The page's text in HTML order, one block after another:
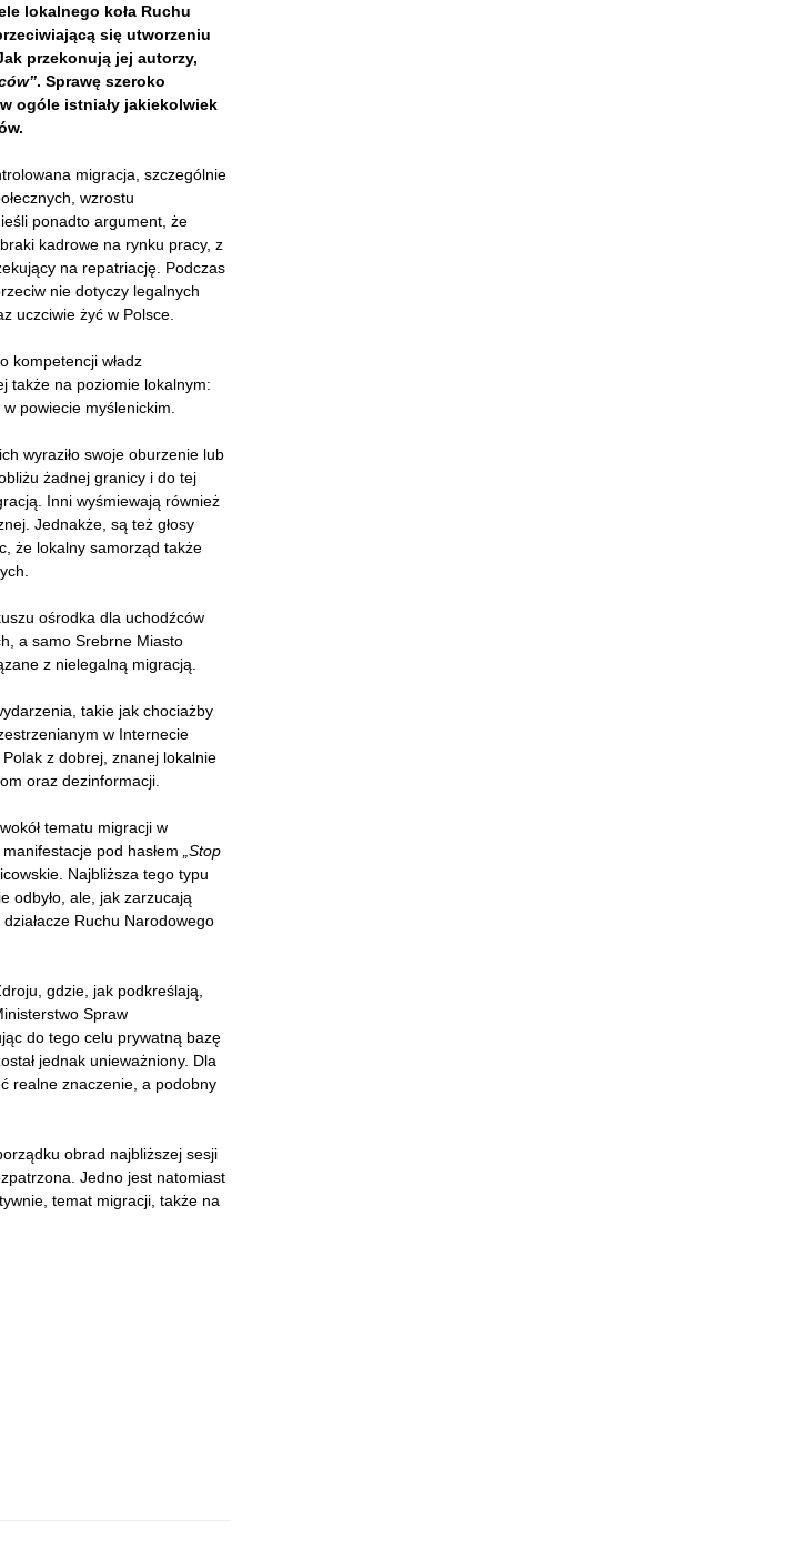
lokalnego koła Ruchu
się utworzeniu
przekonują jej autorzy,
. Sprawę szeroko
ogóle istniały jakiekolwiek
migracja, szczególnie
wzrostu
ponadto argument, że
kadrowe na rynku pracy, z
na repatriację. Podczas
nie dotyczy legalnych
uczciwie żyć w Polsce.
kompetencji władz
także na poziomie lokalnym:
powiecie myślenickim.
wyraziło swoje oburzenie lub
żadnej granicy i do tej
Inni wyśmiewają również
Jednakże, są też głosy
że lokalny samorząd także
ośrodka dla uchodźców
a samo Srebrne Miasto
z nielegalną migracją.
takie jak chociażby
w Internecie
z dobrej, znanej lokalnie
oraz dezinformacji.
tematu migracji w
pod hasłem
„Stop
Najbliższa tego typu
odbyło, ale, jak zarzucają
Ruchu Narodowego
gdzie, jak podkreślają,
Spraw
do tego celu prywatną bazę
jednak unieważniony. Dla
realne znaczenie, a podobny
obrad najbliższej sesji
Jedno jest natomiast
temat migracji, także na